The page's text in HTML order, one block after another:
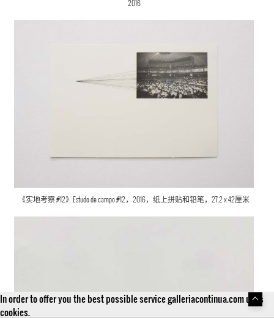
《实地考察 #12》Estudo de campo #12，2016，纸上拼贴和铅笔，27.2 x 42厘米
In order to offer you the best possible service galleriacontinua.com uses
cookies.